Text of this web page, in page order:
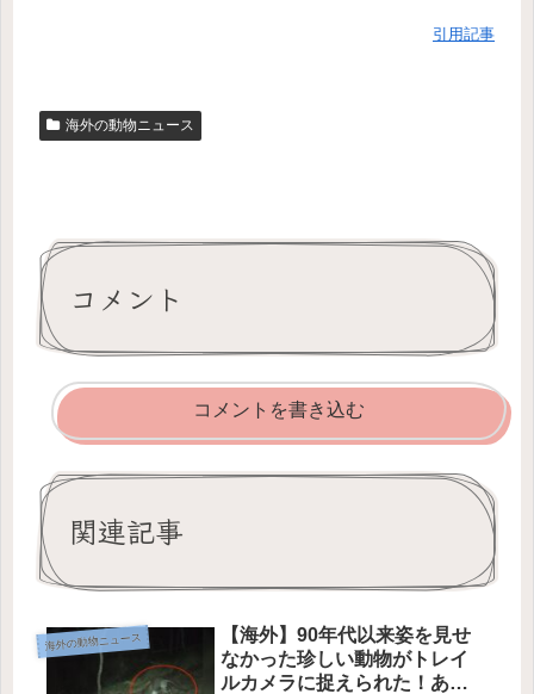
引用記事
海外の動物ニュース
コメント
コメントを書き込む
関連記事
海外の動物ニュース
【海外】90年代以来姿を見せ
なかった珍しい動物がトレイ
ルカメラに捉えられた！あな